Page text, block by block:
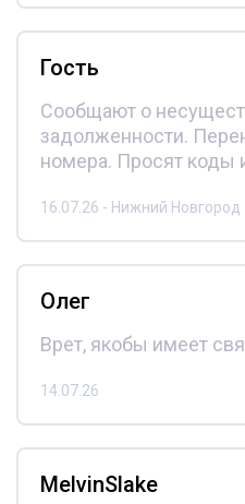
Гость
Сообщают о
задолженности.
номера. Просят коды
16.07.26 - Нижний Новгород
Олег
Врет, якобы имеет
14.07.26
MelvinSlake